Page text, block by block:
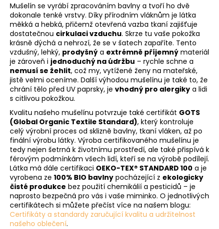
Mušelín se vyrábí zpracováním bavlny a tvoří ho dvě
dokonale tenké vrstvy. Díky přírodním vláknům je látka
měkká a hebká, přičemž otevřená vazba tkaní zajišťuje
dostatečnou cirkulaci vzduchu. Skrze tu vaše pokožka
krásně dýchá a nehrozí, že se v šatech zapaříte. Tento
vzdušný, lehký, prodyšný a extrémně příjemný materiál
je zároveň i jednoduchý na údržbu – rychle schne a
nemusí se žehlit, což my, vytížené ženy na mateřské,
jistě velmi oceníme. Další výhodou mušelínu je také to, že
chrání tělo před UV paprsky, je vhodný pro alergiky a lidi
s citlivou pokožkou.
Kvalitu našeho mušelínu potvrzuje také certifikát GOTS
(Global Organic Textile Standard), který kontroluje
celý výrobní proces od sklizně bavlny, tkaní vláken, až po
finální výrobu látky. Výroba certifikovaného mušelínu je
tedy nejen šetrná k životnímu prostředí, ale také přispívá k
férovým podmínkám všech lidí, kteří se na výrobě podílejí.
Látka má dále certifikaci OEKO-TEX® STANDARD 100 a je
vyrobena ze 100% BIO bavlny pocházející z ekologicky
čisté produkce bez použití chemikálií a pesticidů – je
naprosto bezpečná pro vás i vaše miminko. O jednotlivých
certifikátech si můžete přečíst více na našem blogu:
Certifikáty a standardy zaručující kvalitu a udržitelnost
našeho oblečení.